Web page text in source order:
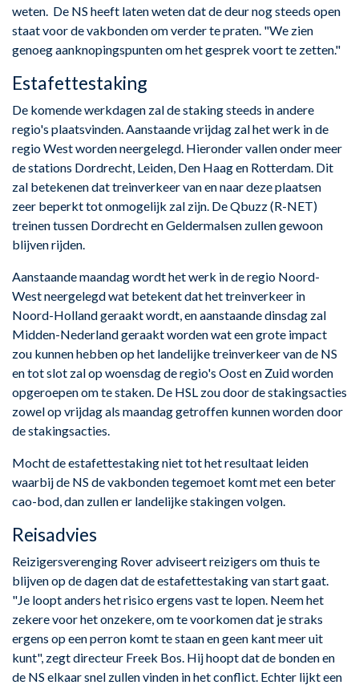
weten. De NS heeft laten weten dat de deur nog steeds open
staat voor de vakbonden om verder te praten. "We zien
genoeg aanknopingspunten om het gesprek voort te zetten."
Estafettestaking
De komende werkdagen zal de staking steeds in andere
regio's plaatsvinden. Aanstaande vrijdag zal het werk in de
regio West worden neergelegd. Hieronder vallen onder meer
de stations Dordrecht, Leiden, Den Haag en Rotterdam. Dit
zal betekenen dat treinverkeer van en naar deze plaatsen
zeer beperkt tot onmogelijk zal zijn. De Qbuzz (R-NET)
treinen tussen Dordrecht en Geldermalsen zullen gewoon
blijven rijden.
Aanstaande maandag wordt het werk in de regio Noord-
West neergelegd wat betekent dat het treinverkeer in
Noord-Holland geraakt wordt, en aanstaande dinsdag zal
Midden-Nederland geraakt worden wat een grote impact
zou kunnen hebben op het landelijke treinverkeer van de NS
en tot slot zal op woensdag de regio's Oost en Zuid worden
opgeroepen om te staken. De HSL zou door de stakingsacties
zowel op vrijdag als maandag getroffen kunnen worden door
de stakingsacties.
Mocht de estafettestaking niet tot het resultaat leiden
waarbij de NS de vakbonden tegemoet komt met een beter
cao-bod, dan zullen er landelijke stakingen volgen.
Reisadvies
Reizigersverenging Rover adviseert reizigers om thuis te
blijven op de dagen dat de estafettestaking van start gaat.
"Je loopt anders het risico ergens vast te lopen. Neem het
zekere voor het onzekere, om te voorkomen dat je straks
ergens op een perron komt te staan en geen kant meer uit
kunt", zegt directeur Freek Bos. Hij hoopt dat de bonden en
de NS elkaar snel zullen vinden in het conflict. Echter lijkt een